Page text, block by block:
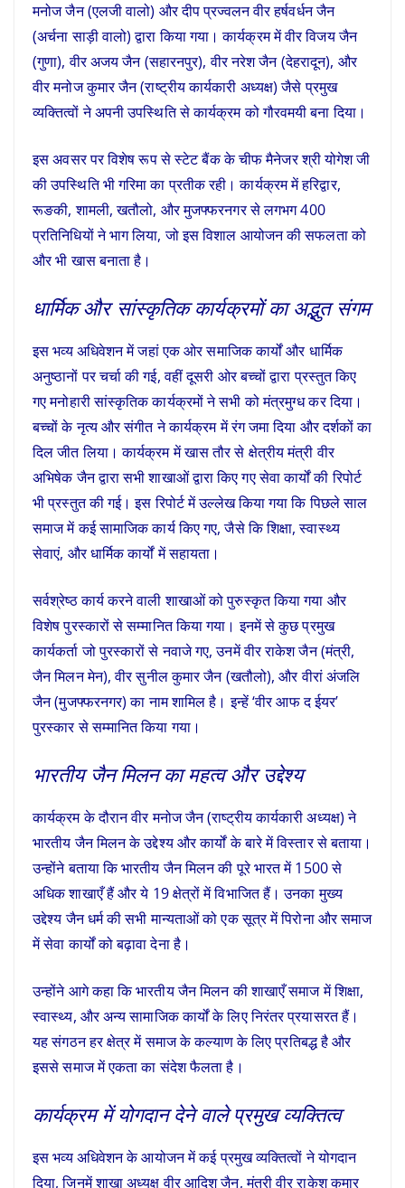
मनोज जैन (एलजी वालो) और दीप प्रज्वलन वीर हर्षवर्धन जैन
(अर्चना साड़ी वालो) द्वारा किया गया। कार्यक्रम में वीर विजय जैन
(गुणा), वीर अजय जैन (सहारनपुर), वीर नरेश जैन (देहरादून), और
वीर मनोज कुमार जैन (राष्ट्रीय कार्यकारी अध्यक्ष) जैसे प्रमुख
व्यक्तित्वों ने अपनी उपस्थिति से कार्यक्रम को गौरवमयी बना दिया।
इस अवसर पर विशेष रूप से स्टेट बैंक के चीफ मैनेजर श्री योगेश जी
की उपस्थिति भी गरिमा का प्रतीक रही। कार्यक्रम में हरिद्वार,
रूङकी, शामली, खतौलो, और मुजफ्फरनगर से लगभग 400
प्रतिनिधियों ने भाग लिया, जो इस विशाल आयोजन की सफलता को
और भी खास बनाता है।
धार्मिक और सांस्कृतिक कार्यक्रमों का अद्भुत संगम
इस भव्य अधिवेशन में जहां एक ओर समाजिक कार्यों और धार्मिक
अनुष्ठानों पर चर्चा की गई, वहीं दूसरी ओर बच्चों द्वारा प्रस्तुत किए
गए मनोहारी सांस्कृतिक कार्यक्रमों ने सभी को मंत्रमुग्ध कर दिया।
बच्चों के नृत्य और संगीत ने कार्यक्रम में रंग जमा दिया और दर्शकों का
दिल जीत लिया। कार्यक्रम में खास तौर से क्षेत्रीय मंत्री वीर
अभिषेक जैन द्वारा सभी शाखाओं द्वारा किए गए सेवा कार्यों की रिपोर्ट
भी प्रस्तुत की गई। इस रिपोर्ट में उल्लेख किया गया कि पिछले साल
समाज में कई सामाजिक कार्य किए गए, जैसे कि शिक्षा, स्वास्थ्य
सेवाएं, और धार्मिक कार्यों में सहायता।
सर्वश्रेष्ठ कार्य करने वाली शाखाओं को पुरुस्कृत किया गया और
विशेष पुरस्कारों से सम्मानित किया गया। इनमें से कुछ प्रमुख
कार्यकर्ता जो पुरस्कारों से नवाजे गए, उनमें वीर राकेश जैन (मंत्री,
जैन मिलन मेन), वीर सुनील कुमार जैन (खतौलो), और वीरां अंजलि
जैन (मुजफ्फरनगर) का नाम शामिल है। इन्हें ‘वीर आफ द ईयर’
पुरस्कार से सम्मानित किया गया।
भारतीय जैन मिलन का महत्व और उद्देश्य
कार्यक्रम के दौरान वीर मनोज जैन (राष्ट्रीय कार्यकारी अध्यक्ष) ने
भारतीय जैन मिलन के उद्देश्य और कार्यों के बारे में विस्तार से बताया।
उन्होंने बताया कि भारतीय जैन मिलन की पूरे भारत में 1500 से
अधिक शाखाएँ हैं और ये 19 क्षेत्रों में विभाजित हैं। उनका मुख्य
उद्देश्य जैन धर्म की सभी मान्यताओं को एक सूत्र में पिरोना और समाज
में सेवा कार्यों को बढ़ावा देना है।
उन्होंने आगे कहा कि भारतीय जैन मिलन की शाखाएँ समाज में शिक्षा,
स्वास्थ्य, और अन्य सामाजिक कार्यों के लिए निरंतर प्रयासरत हैं।
यह संगठन हर क्षेत्र में समाज के कल्याण के लिए प्रतिबद्ध है और
इससे समाज में एकता का संदेश फैलता है।
कार्यक्रम में योगदान देने वाले प्रमुख व्यक्तित्व
इस भव्य अधिवेशन के आयोजन में कई प्रमुख व्यक्तित्वों ने योगदान
दिया, जिनमें शाखा अध्यक्ष वीर आदिश जैन, मंत्री वीर राकेश कुमार